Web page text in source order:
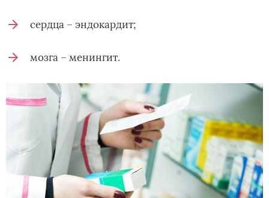
сердца – эндокардит;
мозга – менингит.